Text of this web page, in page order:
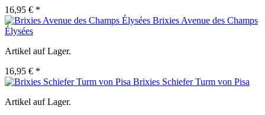
16,95 € *
Brixies Avenue des Champs
Élysées
Artikel auf Lager.
16,95 € *
Brixies Schiefer Turm von Pisa
Artikel auf Lager.